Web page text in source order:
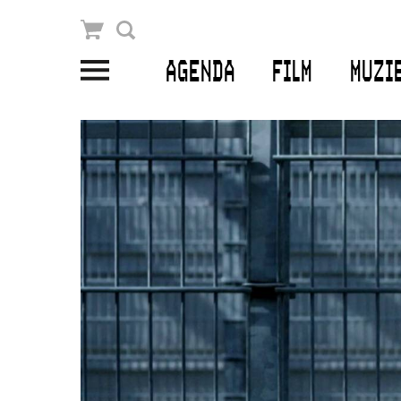
AGENDA FILM
Winkelmandje
PLAN JE BEZOEK
Openingstijden & contact
Bereikbaarheid
Kaartverkoop
EDUCATIE
Schoolvoorstellingen
Filmprogramma’s Primair Onderwijs